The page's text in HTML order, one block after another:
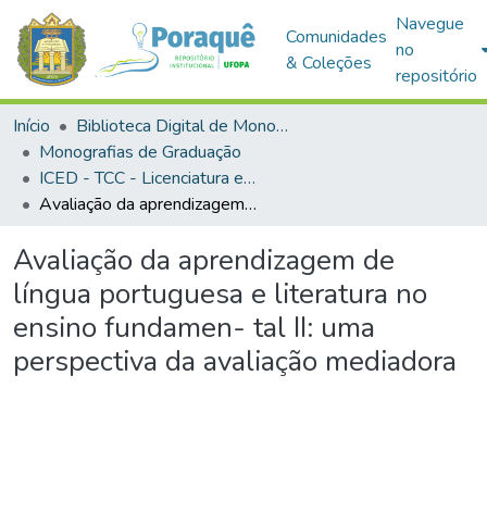
Comunidades
& Coleções
Navegue
no
repositório
Início
Biblioteca Digital de Monografias (BDM)
Monografias de Graduação
ICED - TCC - Licenciatura em Letras — Português e Inglês
Avaliação da aprendizagem de língua portuguesa e literatura no ensino fundamen- tal II: uma perspectiva da avaliação mediadora
Avaliação da aprendizagem de
língua portuguesa e literatura no
ensino fundamen- tal II: uma
perspectiva da avaliação mediadora